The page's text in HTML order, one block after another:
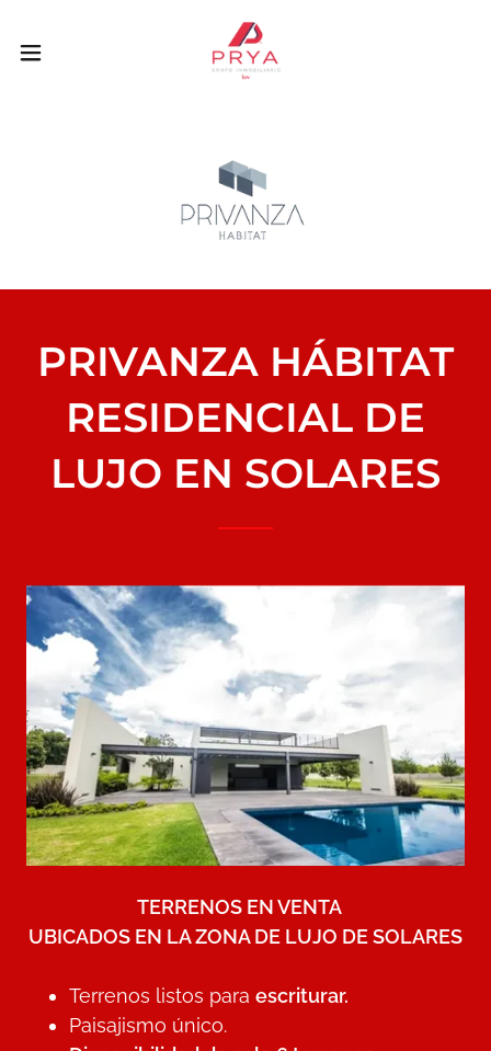
PRIVANZA HÁBITAT
RESIDENCIAL DE
LUJO EN SOLARES
TERRENOS EN VENTA
UBICADOS EN LA ZONA DE LUJO DE SOLARES
Terrenos listos paraescriturar.
Paisajismo único.